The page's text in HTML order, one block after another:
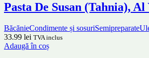
Pasta De Susan (Tahnia), Al
BăcănieCondimente și sosuriSemipreparate
33.99 lei TVA inclus
Adaugă în coș